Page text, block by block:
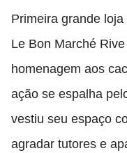
Primeira grande
Le Bon Marché
homenagem aos
ação se espalha
vestiu seu espaço
agradar tutores e